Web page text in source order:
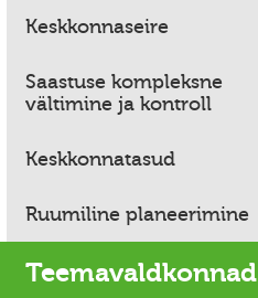
Keskkonnaseire
Saastuse kompleksne
vältimine ja kontroll
Keskkonnatasud
Ruumiline planeerimine
Teemavaldkonnad